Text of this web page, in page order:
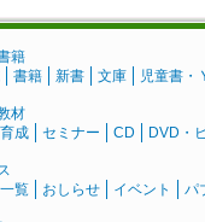
籍
書籍 新書 文庫 児童書・
材
成
セミナー CD DVD・
覧
おしらせ イベント パ